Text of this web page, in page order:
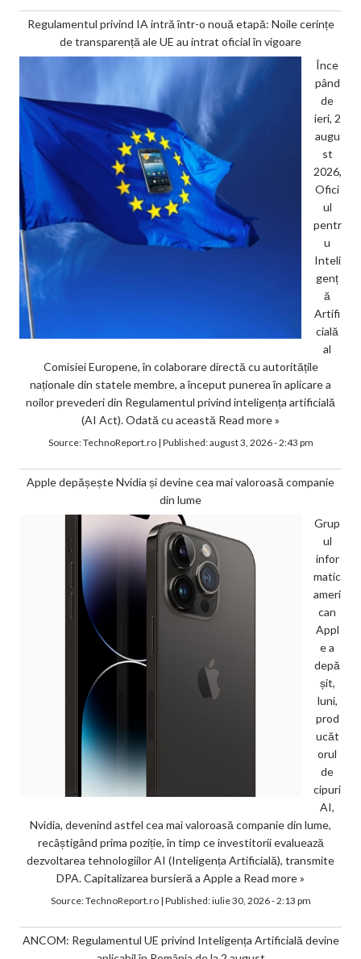
Regulamentul privind IA intră într-o nouă etapă: Noile cerințe
de transparență ale UE au intrat oficial în vigoare
Înce
pând
de
ieri, 2
augu
st
2026,
Ofici
ul
pentr
u
Inteli
genț
ă
Artifi
cială
al
Comisiei Europene, în colaborare directă cu autoritățile
naționale din statele membre, a început punerea în aplicare a
noilor prevederi din Regulamentul privind inteligența artificială
(AI Act). Odată cu această Read more »
Source:TechnoReport.ro| Published:august 3, 2026 - 2:43 pm
Apple depășește Nvidia și devine cea mai valoroasă companie
din lume
Grup
ul
infor
matic
ameri
can
Appl
e a
depă
șit,
luni,
prod
ucăt
orul
de
cipuri
AI,
Nvidia, devenind astfel cea mai valoroasă companie din lume,
recâștigând prima poziție, în timp ce investitorii evaluează
dezvoltarea tehnologiilor AI (Inteligența Artificială), transmite
DPA. Capitalizarea bursieră a Apple a Read more »
Source:TechnoReport.ro| Published:iulie 30, 2026 - 2:13 pm
ANCOM: Regulamentul UE privind Inteligența Artificială devine